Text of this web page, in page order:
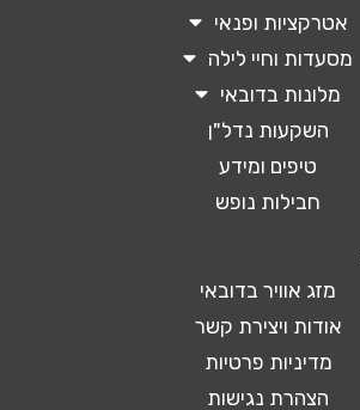
אטרקציות ופנאי
מסעדות וחיי לילה
מלונות בדובאי
השקעות נדל"ן
טיפים ומידע
חבילות נופש
מזג אוויר בדובאי
אודות ויצירת קשר
מדיניות פרטיות
הצהרת נגישות